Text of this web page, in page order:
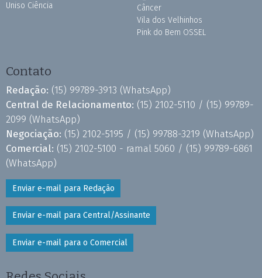
Uniso Ciência
Câncer
Vila dos Velhinhos
Pink do Bem OSSEL
Contato
Redação: (15) 99789-3913 (WhatsApp)
Central de Relacionamento: (15) 2102-5110 / (15) 99789-
2099 (WhatsApp)
Negociação: (15) 2102-5195 / (15) 99788-3219 (WhatsApp)
Comercial: (15) 2102-5100 - ramal 5060 / (15) 99789-6861
(WhatsApp)
Enviar e-mail para Redação
Enviar e-mail para Central/Assinante
Enviar e-mail para o Comercial